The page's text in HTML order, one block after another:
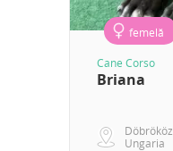
femelă
Cane Corso
Briana
Döbrököz
Ungaria